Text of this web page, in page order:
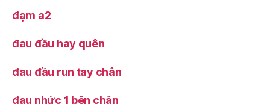
đạm a2
đau đầu hay quên
đau đầu run tay chân
đau nhức 1 bên chân